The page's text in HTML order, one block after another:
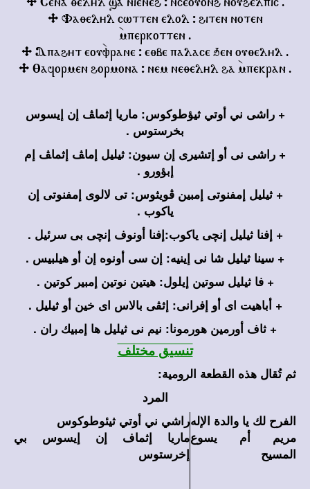
/ Cena 0el3l 2a nieneh : `nceovonh `novhelpic .
/ Fa0el3l cwtten elol : hiten noten
`mperkotten .
/ Apah3t eov`frane : e0be palace qen ov0el3l .
/ )a4ormen hormona : nem ne0el3l ha `mpekran .
+ راشى ني أوتي ثيؤطوكوس: ماريا إثماﭫ إن إيسوس
بخرستوس .
+ راشى نى أو إتشيرى إن سيون: ثيليل إماﭫ إثماﭫ إم
إبؤورو .
+ ثيليل إمفنوتى إمبين ڤويثوس: تى لالوى إمفنوتى إن
ياكوب .
+ إفنا ثيليل إنچى ياكوب:إفنا أونوف إنچى بى سرئيل .
+ سينا ثيليل شا نى إينيه: إن سى أونوه إن أو هيلبيس .
+ فا ثيليل سوتين إيلول: هيتين نوتين إمبير كوتين .
+ أباهيت اى أو إفرانى: إثڤى بالاس اى خين أو ثيليل .
+ ثاف أورمين هورمونا: نيم نى ثيليل ها إمبيك ران .
تنسيق مختلف
ثم تُقال هذه القطعة الرومية:
المرد
الفرح لك يا والدة الإله
مريم أم يسوع
المسيح
راشي ني أوتي ثيئوطوكوس
ماريا إثماف إن إيسوس بي
إخرستوس